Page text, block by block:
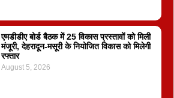
एमडीडीए बोर्ड बैठक में 25 विकास प्रस्तावों को मिली
मंजूरी, देहरादून-मसूरी के नियोजित विकास को मिलेगी
रफ्तार
August 5, 2026